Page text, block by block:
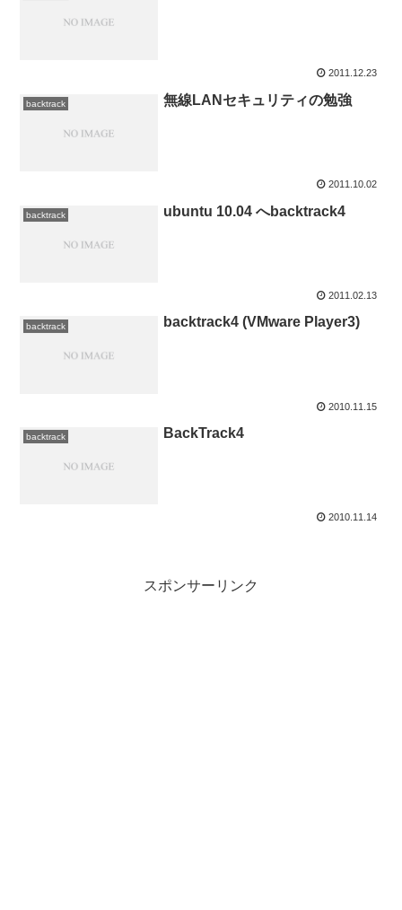
2011.12.23
backtrack 無線LANセキュリティの勉強
2011.10.02
backtrack ubuntu 10.04 へbacktrack4
2011.02.13
backtrack backtrack4 (VMware Player3)
2010.11.15
backtrack BackTrack4
2010.11.14
スポンサーリンク